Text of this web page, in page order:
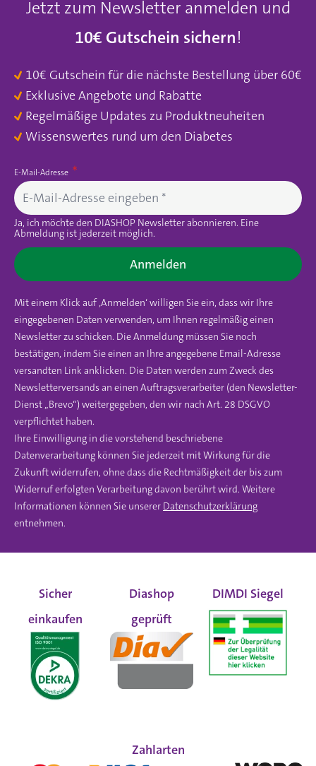
Jetzt zum Newsletter anmelden und
10€ Gutschein sichern!
10€ Gutschein für die nächste Bestellung über 60€
Exklusive Angebote und Rabatte
Regelmäßige Updates zu Produktneuheiten
Wissenswertes rund um den Diabetes
E-Mail-Adresse
Ja, ich möchte den DIASHOP Newsletter abonnieren. Eine
Abmeldung ist jederzeit möglich.
Anmelden
Mit einem Klick auf ‚Anmelden‘ willigen Sie ein, dass wir Ihre
eingegebenen Daten verwenden, um Ihnen regelmäßig einen
Newsletter zu schicken. Die Anmeldung müssen Sie noch
bestätigen, indem Sie einen an Ihre angegebene Email-Adresse
versandten Link anklicken. Die Daten werden zum Zweck des
Newsletterversands an einen Auftragsverarbeiter (den Newsletter-
Dienst „Brevo“) weitergegeben, den wir nach Art. 28 DSGVO
verpflichtet haben.
Ihre Einwilligung in die vorstehend beschriebene
Datenverarbeitung können Sie jederzeit mit Wirkung für die
Zukunft widerrufen, ohne dass die Rechtmäßigkeit der bis zum
Widerruf erfolgten Verarbeitung davon berührt wird. Weitere
Informationen können Sie unserer Datenschutzerklärung
entnehmen.
Sicher
einkaufen
Diashop
geprüft
DIMDI Siegel
Zahlarten